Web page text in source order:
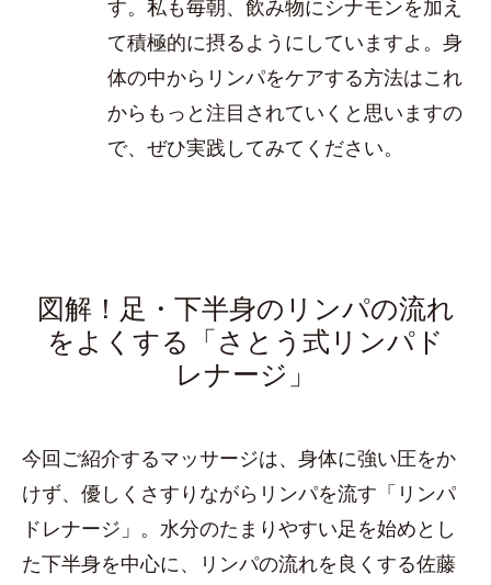
す。私も毎朝、飲み物にシナモンを加え
て積極的に摂るようにしていますよ。身
体の中からリンパをケアする方法はこれ
からもっと注目されていくと思いますの
で、ぜひ実践してみてください。
図解！足・下半身のリンパの流れ
をよくする「さとう式リンパド
レナージ」
今回ご紹介するマッサージは、身体に強い圧をか
けず、優しくさすりながらリンパを流す「リンパ
ドレナージ」。水分のたまりやすい足を始めとし
た下半身を中心に、リンパの流れを良くする佐藤